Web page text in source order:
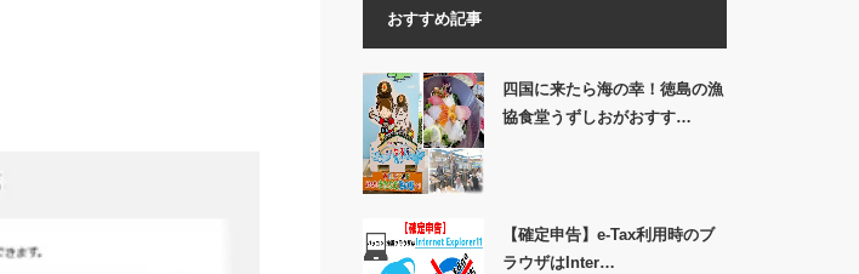
おすすめ記事
四国に来たら海の幸！徳島の漁
協食堂うずしおがおすす…
【確定申告】e-Tax利用時のブ
ラウザはInter…